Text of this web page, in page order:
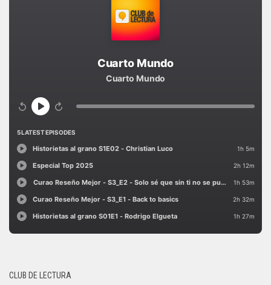
CLUB DE LECTURA